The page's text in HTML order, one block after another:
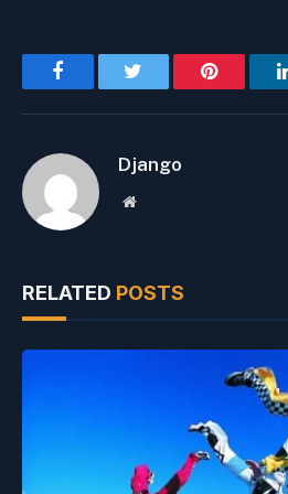
Facebook Pinterest
Django
Website
RELATED POSTS